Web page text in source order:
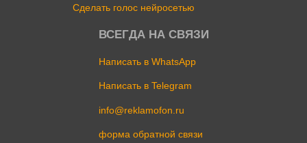
Сделать голос нейросетью
ВСЕГДА НА СВЯЗИ
Написать в WhatsApp
Написать в Telegram
info@reklamofon.ru
форма обратной связи